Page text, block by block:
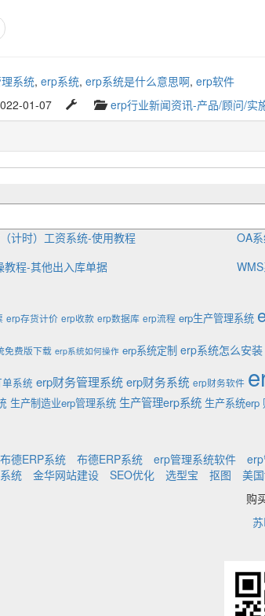
系统, erp系统, erp系统是什么意思啊, erp软件
01-07
a
t
u
t
e
C
a
e
g
erp行业新闻资讯-产品/顾问/实
计时）工资系统-使用教程
OA
教程-其他出入库单据
erp存货计价 erp收款 erp数据库 erp流程 erp生产管理系统
免费版下载 erp系统如何操作 erp系统定制 erp系统怎么安装
系统 erp财务管理系统erp财务系统 erp财务软件
生产制造业erp管理系统 生产管理erp系统 生产系统erp
布德ERP系统 布德ERP系统 erp管理系统软件
统
金华网站建设 SEO优化 选型宝 抠图 美
购